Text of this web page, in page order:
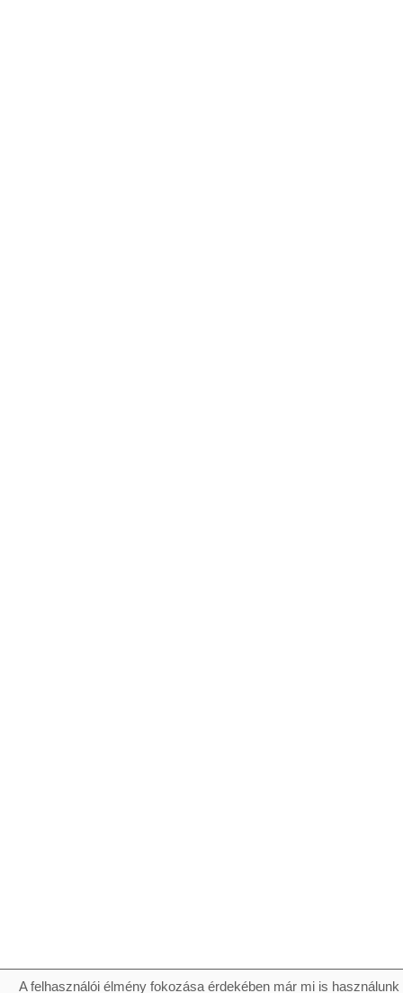
A felhasználói élmény fokozása érdekében már mi is